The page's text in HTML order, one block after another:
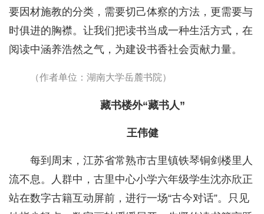
要因材施教的分类，需要切己体察的方法，更需要与
时俱进的胸襟。让我们把读书当成一种生活方式，在
阅读中涵养浩然之气，为建设书香社会贡献力量。
（作者单位：湖南大学岳麓书院）
藏书楼外“藏书人”
王伟健
每到周末，江苏省常熟市古里镇铁琴铜剑楼里人
流不息。人群中，古里中心小学六年级学生沈亦欣正
站在数字古籍互动屏前，进行一场“古今对话”。只见